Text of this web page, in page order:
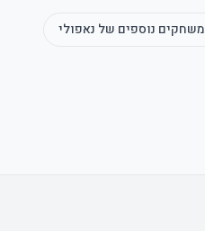
משחקים נוספים של נאפולי